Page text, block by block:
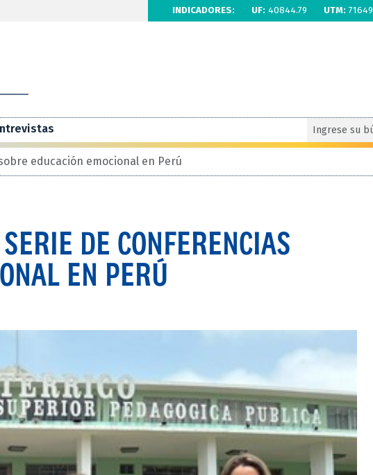
INDICADORES: UF: 40844.79 UTM: 71649
educación emocional en Perú
DE CONFERENCIAS
EN PERÚ